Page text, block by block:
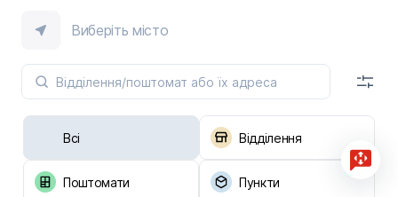
Виберіть місто
Всі Відділення
Поштомати Пункти